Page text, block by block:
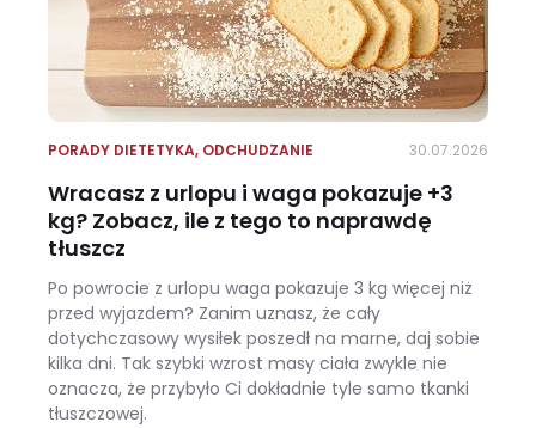
PORADY DIETETYKA, ODCHUDZANIE 30.07.2026
Wracasz z urlopu i waga pokazuje +3
kg? Zobacz, ile z tego to naprawdę
tłuszcz
Po powrocie z urlopu waga pokazuje 3 kg więcej niż
przed wyjazdem? Zanim uznasz, że cały
dotychczasowy wysiłek poszedł na marne, daj sobie
kilka dni. Tak szybki wzrost masy ciała zwykle nie
oznacza, że przybyło Ci dokładnie tyle samo tkanki
tłuszczowej.